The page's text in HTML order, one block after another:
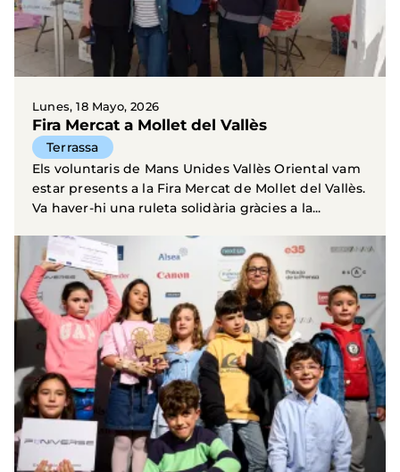
Lunes, 18 Mayo, 2026
Fira Mercat a Mollet del Vallès
Terrassa
Els voluntaris de Mans Unides Vallès Oriental vam
estar presents a la Fira Mercat de Mollet del Vallès.
Va haver-hi una ruleta solidària gràcies a la...